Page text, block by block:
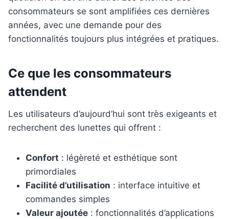
consommateurs se sont amplifiées ces dernières
années, avec une demande pour des
fonctionnalités toujours plus intégrées et pratiques.
Ce que les consommateurs
attendent
Les utilisateurs d’aujourd’hui sont très exigeants et
recherchent des lunettes qui offrent :
Confort : légèreté et esthétique sont
primordiales
Facilité d’utilisation : interface intuitive et
commandes simples
Valeur ajoutée : fonctionnalités d’applications